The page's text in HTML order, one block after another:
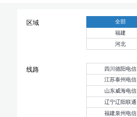
区域 全部
福建
河北
线路 四川德阳电信
江苏泰州电信
山东威海电信
辽宁辽阳联通
福建泉州电信